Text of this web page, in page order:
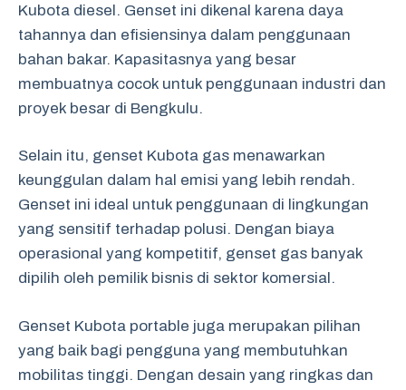
Kubota diesel. Genset ini dikenal karena daya
tahannya dan efisiensinya dalam penggunaan
bahan bakar. Kapasitasnya yang besar
membuatnya cocok untuk penggunaan industri dan
proyek besar di Bengkulu.
Selain itu, genset Kubota gas menawarkan
keunggulan dalam hal emisi yang lebih rendah.
Genset ini ideal untuk penggunaan di lingkungan
yang sensitif terhadap polusi. Dengan biaya
operasional yang kompetitif, genset gas banyak
dipilih oleh pemilik bisnis di sektor komersial.
Genset Kubota portable juga merupakan pilihan
yang baik bagi pengguna yang membutuhkan
mobilitas tinggi. Dengan desain yang ringkas dan